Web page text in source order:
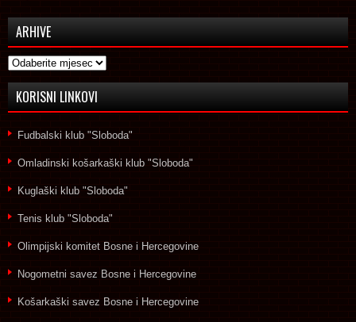
ARHIVE
Arhive
KORISNI LINKOVI
Fudbalski klub "Sloboda"
Omladinski košarkaški klub "Sloboda"
Kuglaški klub "Sloboda"
Tenis klub "Sloboda"
Olimpijski komitet Bosne i Hercegovine
Nogometni savez Bosne i Hercegovine
Košarkaški savez Bosne i Hercegovine